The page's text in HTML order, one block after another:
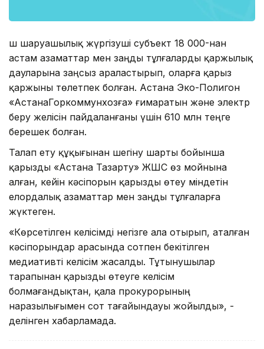
Үш шаруашылық жүргізуші субъект 18 000-нан
астам азаматтар мен заңды тұлғаларды қаржылық
дауларына заңсыз араластырып, оларға қарыз
қаржыны төлетпек болған. Астана Эко-Полигон
«АстанаГоркоммунхозға» ғимаратын және электр
беру желісін пайдаланғаны үшін 610 млн теңге
берешек болған.
Талап ету құқығынан шегіну шарты бойынша
қарызды «Астана Тазарту» ЖШС өз мойнына
алған, кейін кәсіпорын қарызды өтеу міндетін
елордалық азаматтар мен заңды тұлғаларға
жүктеген.
«Көрсетілген келісімді негізге ала отырып, аталған
кәсіпорындар арасында сотпен бекітілген
медиативті келісім жасалды. Тұтынушылар
тарапынан қарызды өтеуге келісім
болмағандықтан, қала прокурорының
наразылығымен сот тағайындауы жойылды», -
делінген хабарламада.